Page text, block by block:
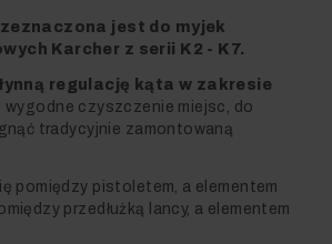
jest do myjek
Karcher z serii K2 - K7.
regulację kąta w zakresie
wygodne czyszczenie miejsc, do
tradycyjnie zamontowaną
pomiędzy pistoletem, a elementem
przedłużką lancy, a elementem